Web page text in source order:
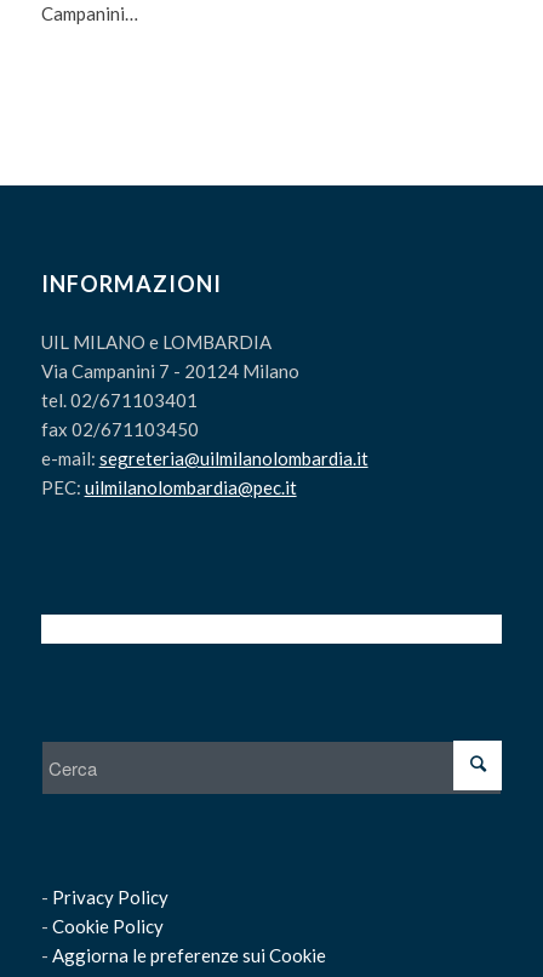
Campanini…
INFORMAZIONI
UIL MILANO e LOMBARDIA
Via Campanini 7 - 20124 Milano
tel. 02/671103401
fax 02/671103450
e-mail: segreteria@uilmilanolombardia.it
PEC: uilmilanolombardia@pec.it
- Privacy Policy
- Cookie Policy
- Aggiorna le preferenze sui Cookie